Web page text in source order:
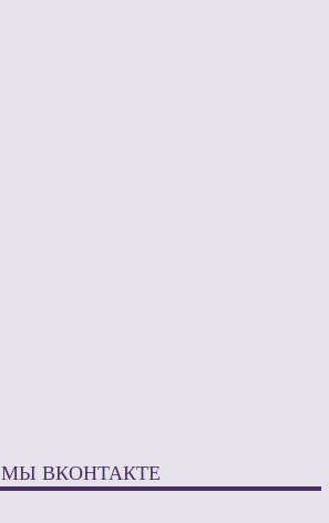
МЫ ВКОНТАКТЕ